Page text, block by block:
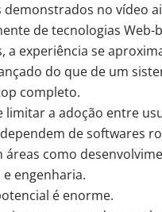
demonstrados no vídeo
de tecnologias Web-
a experiência se
do que de um
completo.
limitar a adoção entre
de softwares
áreas como
engenharia.
é enorme.